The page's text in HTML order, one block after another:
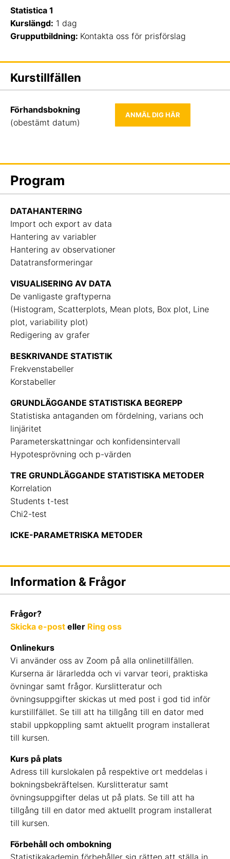
Statistica 1
Kurslängd: 1 dag
Grupputbildning: Kontakta oss för prisförslag
Kurstillfällen
Förhandsbokning
(obestämt datum)
ANMÄL DIG HÄR
Program
DATAHANTERING
Import och export av data
Hantering av variabler
Hantering av observationer
Datatransformeringar
VISUALISERING AV DATA
De vanligaste graftyperna
(Histogram, Scatterplots, Mean plots, Box plot, Line
plot, variability plot)
Redigering av grafer
BESKRIVANDE STATISTIK
Frekvenstabeller
Korstabeller
GRUNDLÄGGANDE STATISTISKA BEGREPP
Statistiska antaganden om fördelning, varians och
linjäritet
Parameterskattningar och konfidensintervall
Hypotesprövning och p-värden
TRE GRUNDLÄGGANDE STATISTISKA METODER
Korrelation
Students t-test
Chi2-test
ICKE-PARAMETRISKA METODER
Information & Frågor
Frågor?
Skicka e-post eller Ring oss
Onlinekurs
Vi använder oss av Zoom på alla onlinetillfällen.
Kurserna är lärarledda och vi varvar teori, praktiska
övningar samt frågor. Kurslitteratur och
övningsuppgifter skickas ut med post i god tid inför
kurstillfället. Se till att ha tillgång till en dator med
stabil uppkoppling samt aktuellt program installerat
till kursen.
Kurs på plats
Adress till kurslokalen på respektive ort meddelas i
bokningsbekräftelsen. Kurslitteratur samt
övningsuppgifter delas ut på plats. Se till att ha
tillgång till en dator med aktuellt program installerat
till kursen.
Förbehåll och ombokning
Statistikakademin förbehåller sig rätten att ställa in